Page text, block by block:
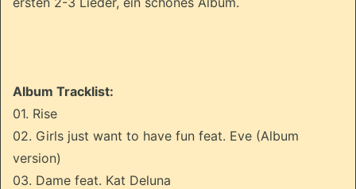
Album Tracklist:
01. Rise
02. Girls just want to have fun feat. Eve (Album
version)
03. Dame feat. Kat Deluna